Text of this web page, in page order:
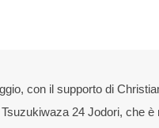
con il supporto di
24 Jodori, che